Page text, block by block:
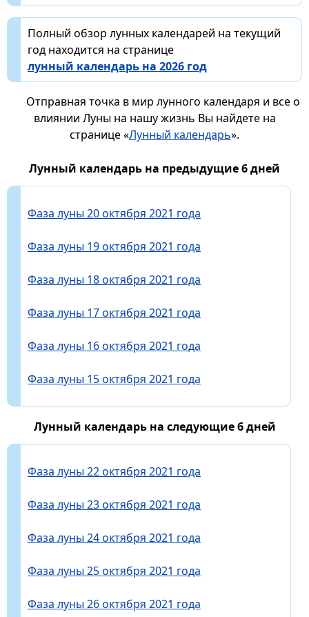
Полный обзор лунных календарей на текущий
год находится на странице
лунный календарь на 2026 год
Отправная точка в мир лунного календаря и все о
влиянии Луны на нашу жизнь Вы найдете на
странице «Лунный календарь».
Лунный календарь на предыдущие 6 дней
Фаза луны 20 октября 2021 года
Фаза луны 19 октября 2021 года
Фаза луны 18 октября 2021 года
Фаза луны 17 октября 2021 года
Фаза луны 16 октября 2021 года
Фаза луны 15 октября 2021 года
Лунный календарь на следующие 6 дней
Фаза луны 22 октября 2021 года
Фаза луны 23 октября 2021 года
Фаза луны 24 октября 2021 года
Фаза луны 25 октября 2021 года
Фаза луны 26 октября 2021 года